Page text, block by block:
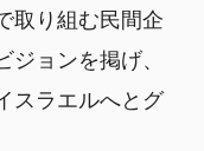
取り組む民間企
ョンを掲げ、
スラエルへとグ